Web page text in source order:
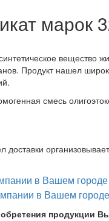
марок
вещество
Продукт нашел
смесь
доставки
продукции